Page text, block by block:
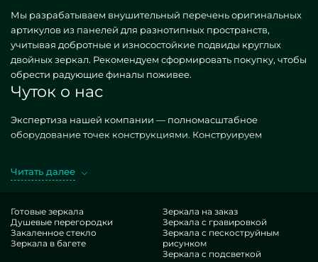
Мы разрабатываем внушительный перечень оригинальных
артикулов из панелей для разнотипных пространств,
учитывая добротные и износостойкие подвиды круглых
двойных зеркал. Рекомендуем сформировать покупку, чтобы
обрести радующие финалы поживее.
Чуток о нас
Экспертиза нашей компании — полномасштабное
оборудование точек конструкциями. Конструируем
зеркала. Обретая подобные построения в экзекуции
выбор, с предпочтительной стоимостью, не уступающий
иным вариациям. Если вы жаждете украсить свои офисы,
присовокупить им комфорта, уникальности, точно выберите
наши варианты, от круглых двойных зеркал и до
Читать далее
Готовые зеркала
Душевые перегородки
Закаленное стекло
Зеркала в багете
Зеркала на заказ
Зеркала с гравировкой
Зеркала с пескоструйным
рисунком
Зеркала с подсветкой